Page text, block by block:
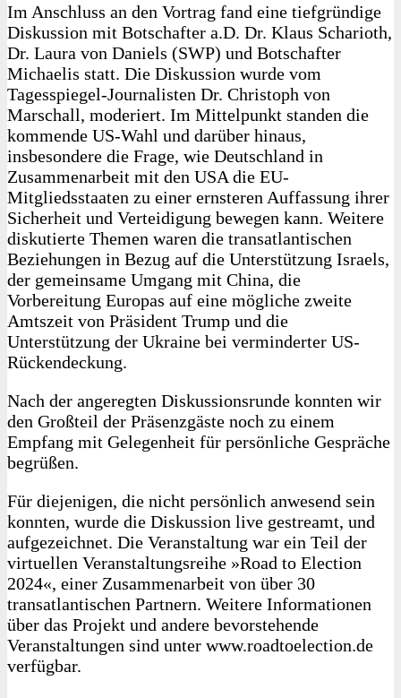
Im Anschluss an den Vortrag fand eine tiefgründige
Diskussion mit Botschafter a.D. Dr. Klaus Scharioth,
Dr. Laura von Daniels (SWP) und Botschafter
Michaelis statt. Die Diskussion wurde vom
Tagesspiegel-Journalisten Dr. Christoph von
Marschall, moderiert. Im Mittelpunkt standen die
kommende US-Wahl und darüber hinaus,
insbesondere die Frage, wie Deutschland in
Zusammenarbeit mit den USA die EU-
Mitgliedsstaaten zu einer ernsteren Auffassung ihrer
Sicherheit und Verteidigung bewegen kann. Weitere
diskutierte Themen waren die transatlantischen
Beziehungen in Bezug auf die Unterstützung Israels,
der gemeinsame Umgang mit China, die
Vorbereitung Europas auf eine mögliche zweite
Amtszeit von Präsident Trump und die
Unterstützung der Ukraine bei verminderter US-
Rückendeckung.
Nach der angeregten Diskussionsrunde konnten wir
den Großteil der Präsenzgäste noch zu einem
Empfang mit Gelegenheit für persönliche Gespräche
begrüßen.
Für diejenigen, die nicht persönlich anwesend sein
konnten, wurde die Diskussion live gestreamt, und
aufgezeichnet. Die Veranstaltung war ein Teil der
virtuellen Veranstaltungsreihe »Road to Election
2024«, einer Zusammenarbeit von über 30
transatlantischen Partnern. Weitere Informationen
über das Projekt und andere bevorstehende
Veranstaltungen sind unter www.roadtoelection.de
verfügbar.